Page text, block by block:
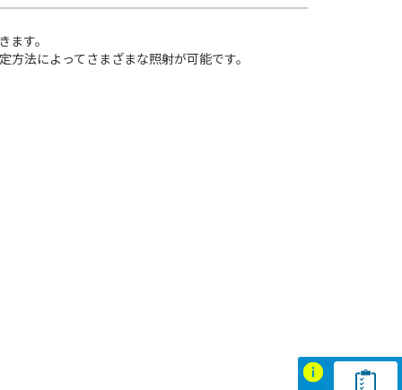
す。
法によってさまざまな照射が可能です。